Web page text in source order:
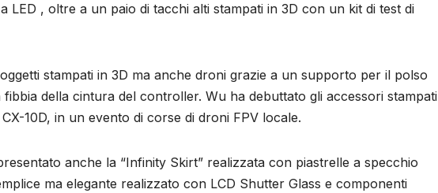
, oltre a un paio di tacchi alti stampati in 3D con un kit di test di
stampati in 3D ma anche droni grazie a un supporto per il polso
della cintura del controller. Wu ha debuttato gli accessori stampati
10D, in un evento di corse di droni FPV locale.
anche la “Infinity Skirt” realizzata con piastrelle a specchio
ma elegante realizzato con LCD Shutter Glass e componenti